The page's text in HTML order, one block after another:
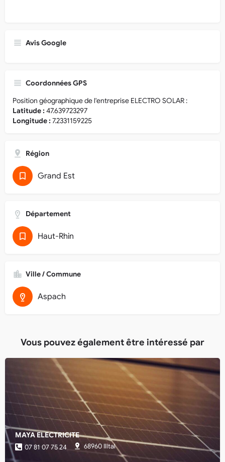
Avis Google
Coordonnées GPS
Position géographique de l'entreprise ELECTRO SOLAR :
Latitude :47.639723297
Longitude :7.2331159225
Région
Grand Est
Département
Haut-Rhin
Ville / Commune
Aspach
Vous pouvez également être intéressé par
MAYA ELECTRICITE
07 81 07 75 24 68960 Illtal